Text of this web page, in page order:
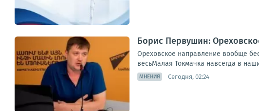
Борис Первушин:
Ореховское направление вообще
весьМалая Токмачка навсегда в
МНЕНИЯ Сегодня, 02:24